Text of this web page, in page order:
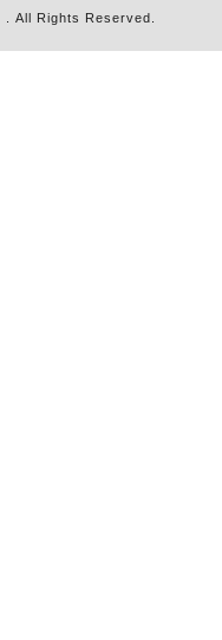
. All Rights Reserved.